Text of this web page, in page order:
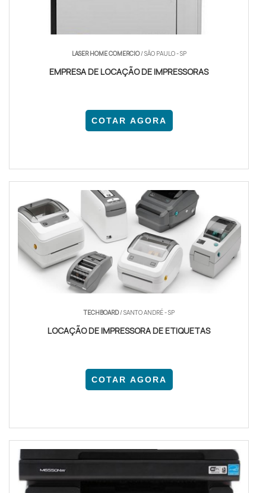
LASER HOME COMERCIO/ SÃO PAULO - SP
EMPRESA DE LOCAÇÃO DE IMPRESSORAS
COTAR AGORA
TECHBOARD/ SANTO ANDRÉ - SP
LOCAÇÃO DE IMPRESSORA DE ETIQUETAS
COTAR AGORA